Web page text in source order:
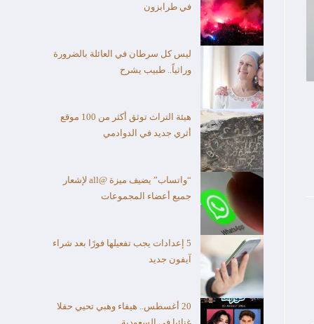
في طرابزون
ليس كل سرطان في العائلة بالضرورة
وراثياً.. طبيب يشرح
هيئة التراث توثق أكثر من 100 موقع
أثري جديد في الدوادمي
“واتساب” يضيف ميزة @all لإشعار
جميع أعضاء المجموعات
5 إعدادات يجب تفعيلها فورًا بعد شراء
آيفون جديد
20 أغسطس.. هيفاء وهبي تحيي حفلا
غنائيا في السعودية